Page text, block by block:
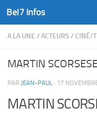
Skip to content
Bel7 Infos
A LA UNE /ACTEURS / CINÉ/
MARTIN
PAR JEAN-PAUL · 17
MARTIN